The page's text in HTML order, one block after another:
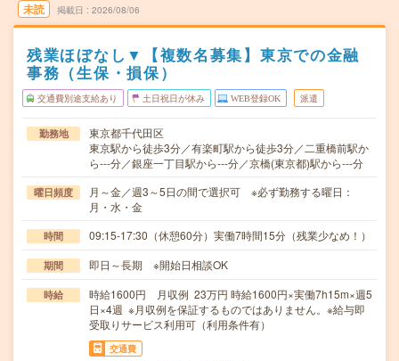
未読 掲載日 2026/08/06
残業ほぼなし▼【複数名募集】東京での金融
事務（生保・損保）
交通費別途支給あり 土日祝日が休み WEB登録OK 派遣
勤務地
東京都千代田区
東京駅から徒歩3分／有楽町駅から徒歩3分／二重橋前駅か
ら---分／銀座一丁目駅から---分／京橋(東京都)駅から---分
曜日頻度
月～金／週3～5日の間で選択可 ※必ず勤務する曜日：
月・水・金
時間 09:15-17:30（休憩60分）実働7時間15分（残業少なめ！）
期間 即日～長期 ※開始日相談OK
時給
時給1600円 月収例 23万円 時給1600円×実働7h15m×週5
日×4週 ※月収例を保証するものではありません。※給与即
受取りサービス利用可（利用条件有）
交通費